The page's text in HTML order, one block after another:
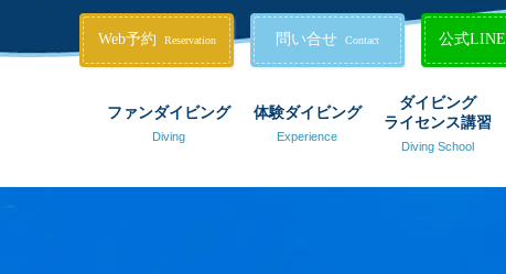
ファンダイビング
Diving
体験ダイビング
Experience
ダイビング
ライセンス講習
Diving School
Web予約 Reservation 問い合せ Contact 公式LINE